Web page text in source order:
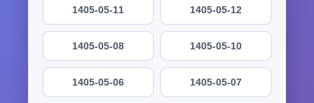
1405-05-12
1405-05-11
1405-05-10
1405-05-08
1405-05-07
1405-05-06